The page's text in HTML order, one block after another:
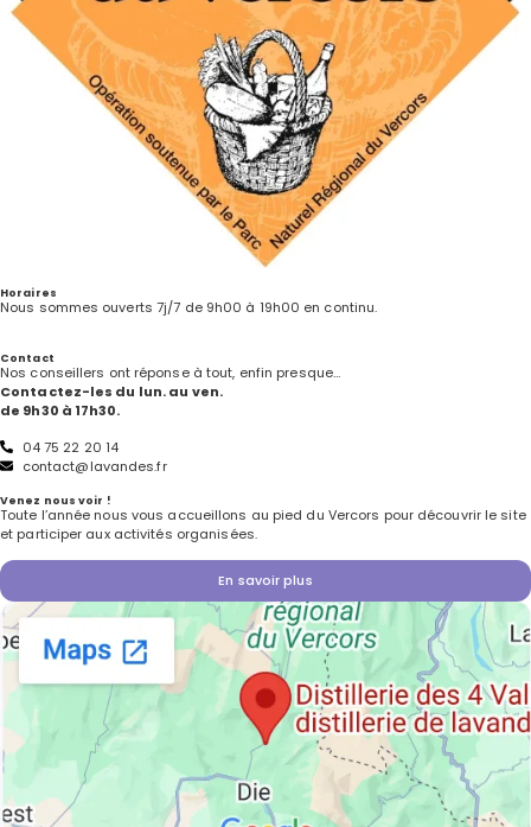
Horaires
Nous sommes ouverts 7j/7 de 9h00 à 19h00 en continu.
Contact
Nos conseillers ont réponse à tout, enfin presque…
Contactez-les du lun. au ven.
de 9h30 à 17h30.
04 75 22 20 14
contact@lavandes.fr
Venez nous voir !
Toute l’année nous vous accueillons au pied du Vercors pour découvrir le site
et participer aux activités organisées.
En savoir plus